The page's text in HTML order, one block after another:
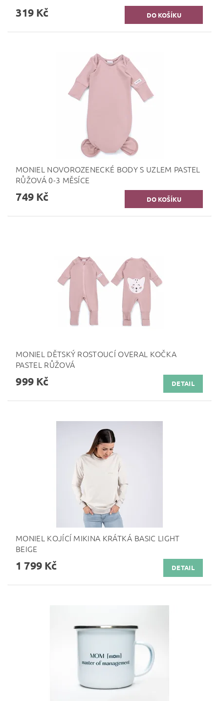
319 Kč
MONIEL NOVOROZENECKÉ BODY S UZLEM PASTEL
RŮŽOVÁ 0-3 MĚSÍCE
749 Kč
MONIEL DĚTSKÝ ROSTOUCÍ OVERAL KOČKA
PASTEL RŮŽOVÁ
999 Kč DETAIL
MONIEL KOJÍCÍ MIKINA KRÁTKÁ BASIC LIGHT
BEIGE
1 799 Kč DETAIL